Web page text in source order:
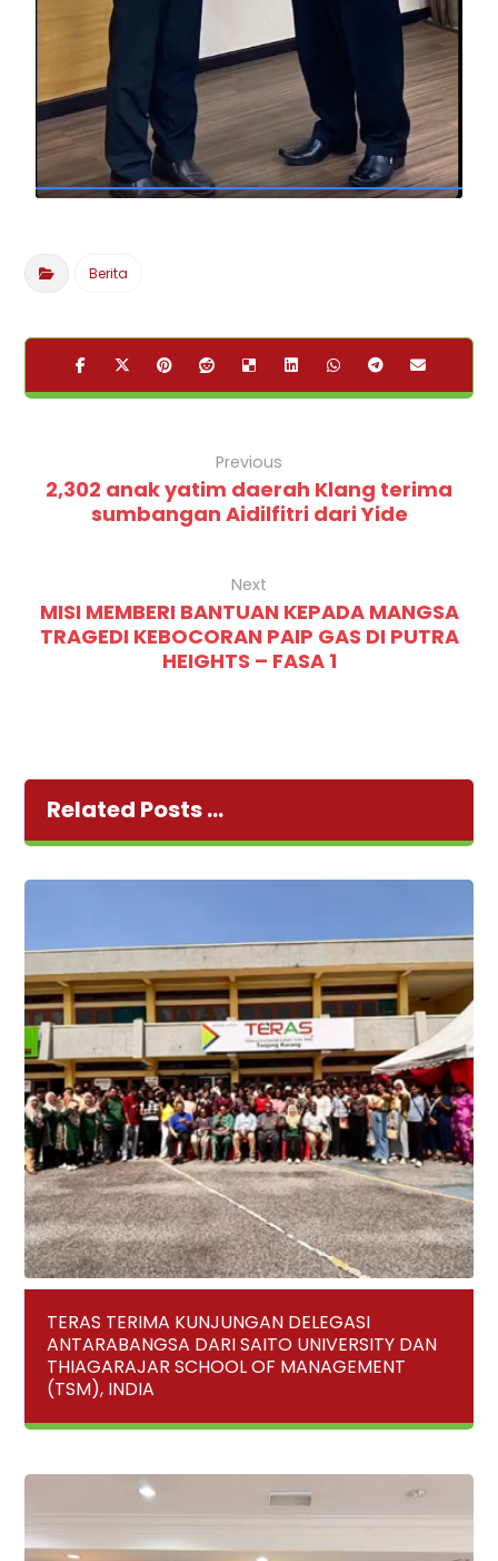
Berita
Previous
2,302 anak yatim daerah Klang terima
sumbangan Aidilfitri dari Yide
Next
MISI MEMBERI BANTUAN KEPADA MANGSA
TRAGEDI KEBOCORAN PAIP GAS DI PUTRA
HEIGHTS – FASA 1
Related Posts ...
TERAS TERIMA KUNJUNGAN DELEGASI
ANTARABANGSA DARI SAITO UNIVERSITY DAN
THIAGARAJAR SCHOOL OF MANAGEMENT
(TSM), INDIA